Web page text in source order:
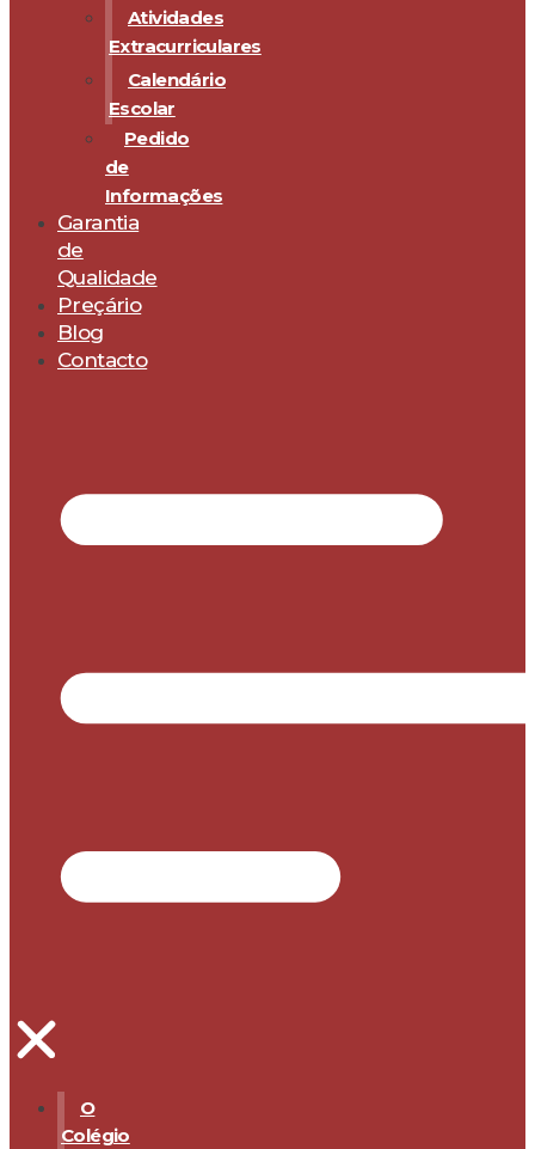
Atividades
Extracurriculares
Calendário
Escolar
Pedido
de
Informações
Garantia
de
Qualidade
Preçário
Blog
Contacto
O
Colégio